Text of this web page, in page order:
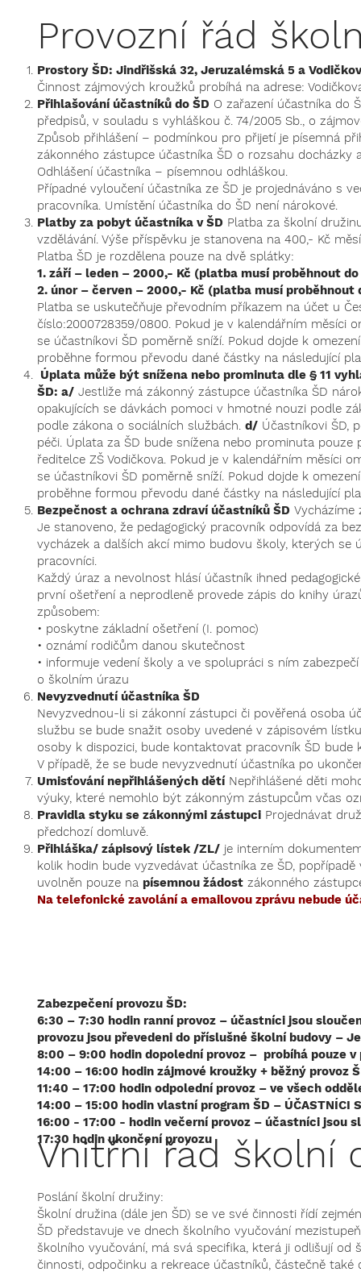
Provozní řád
Prostory ŠD: Jindřišská 32, Jeruzalémská 5 a
Činnost zájmových kroužků probíhá na adrese:
Přihlašování účastníků do ŠD O zařazení účastníka do
předpisů, v souladu s vyhláškou č. 74/2005 Sb., o
Způsob přihlášení – podmínkou pro přijetí je písemná
zákonného zástupce účastníka ŠD o rozsahu docházky
Odhlášení účastníka – písemnou odhláškou.
Případné vyloučení účastníka ze ŠD je projednáváno s
pracovníka. Umístění účastníka do ŠD není nárokové.
Platby za pobyt účastníka v ŠD Platba za školní
vzdělávání. Výše příspěvku je stanovena na 400,- Kč
Platba ŠD je rozdělena pouze na dvě splátky:
1. září – leden – 2000,- Kč (platba musí proběhnout
2. únor – červen – 2000,- Kč (platba musí proběhnout
Platba se uskutečňuje převodním příkazem na účet u
číslo:2000728359/0800. Pokud je v kalendářním měsíci
se účastníkovi ŠD poměrně sníží. Pokud dojde k
proběhne formou převodu dané částky na následující
Úplata může být snížena nebo prominuta dle § 11
ŠD: a/ Jestliže má zákonný zástupce účastníka ŠD
opakujících se dávkách pomoci v hmotné nouzi podle
podle zákona o sociálních službách. d/ Účastníkovi ŠD,
péči. Úplata za ŠD bude snížena nebo prominuta
ředitelce ZŠ Vodičkova. Pokud je v kalendářním měsíci
se účastníkovi ŠD poměrně sníží. Pokud dojde k
proběhne formou převodu dané částky na následující
Bezpečnost a ochrana zdraví účastníků ŠD Vycházíme
Je stanoveno, že pedagogický pracovník odpovídá za
vycházek a dalších akcí mimo budovu školy, kterých se
pracovníci.
Každý úraz a nevolnost hlásí účastník ihned
první ošetření a neprodleně provede zápis do knihy
způsobem:
• poskytne základní ošetření (I. pomoc)
• oznámí rodičům danou skutečnost
• informuje vedení školy a ve spolupráci s ním
o školním úrazu
Nevyzvednutí účastníka ŠD
Nevyzvednou-li si zákonní zástupci či pověřená osoba
službu se bude snažit osoby uvedené v zápisovém
osoby k dispozici, bude kontaktovat pracovník ŠD bude
V případě, že se bude nevyzvednutí účastníka po
Umisťování nepřihlášených dětíNepřihlášené děti
výuky, které nemohlo být zákonným zástupcům včas
Pravidla styku se zákonnými zástupci Projednávat
předchozí domluvě.
Přihláška/ zápisový lístek /ZL/ je interním
kolik hodin bude vyzvedávat účastníka ze ŠD,
uvolněn pouze na písemnou žádost zákonného
Na telefonické zavolání a emailovou zprávu nebude
Vnitřní řád školní
Poslání školní družiny:
Školní družina (dále jen ŠD) se ve své činnosti řídí
ŠD představuje ve dnech školního vyučování
školního vyučování, má svá specifika, která ji odlišují od
činnosti, odpočinku a rekreace účastníků, částečně
Zabezpečení provozu ŠD:
6:30 – 7:30 hodin ranní provoz – účastníci jsou
provozu jsou převedeni do příslušné školní budovy –
8:00 – 9:00 hodin dopolední provoz – probíhá pouze
14:00 – 16:00 hodin zájmové
11:40 – 17:00 hodin odpolední provoz – ve všech
14:00 – 15:00 hodin vlastní program ŠD – ÚČASTNÍCI
16:00 - 17:00 - hodin večerní provoz – účastníci jsou
17:30 hodin ukončení provozu